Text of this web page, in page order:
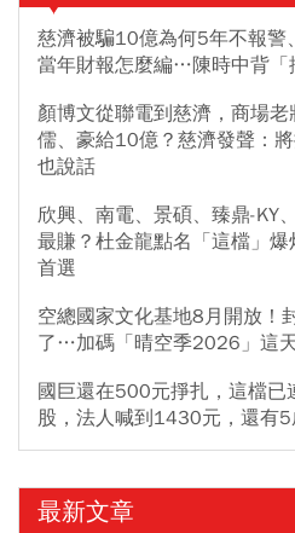
慈濟被騙10億為何5年不報警
當年財報怎麼編…陳時中背「
顏博文從聯電到慈濟，商場
儒、豪給10億？慈濟發聲：
也說話
欣興、南電、景碩、臻鼎-KY
最賺？杜金龍點名「這檔」
首選
空總國家文化基地8月開放！
了…加碼「晴空季2026」這
國巨還在500元掙扎，這檔
股，法人喊到1430元，還有5
最新文章